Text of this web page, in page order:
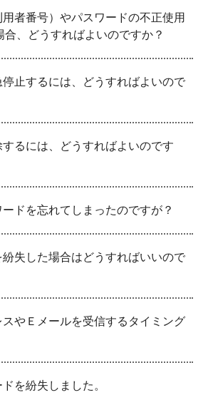
者番号）やパスワードの不正使用
、どうすればよいのですか？
止するには、どうすればよいので
るには、どうすればよいのです
ドを忘れてしまったのですが？
失した場合はどうすればいいので
やＥメールを受信するタイミング
を紛失しました。